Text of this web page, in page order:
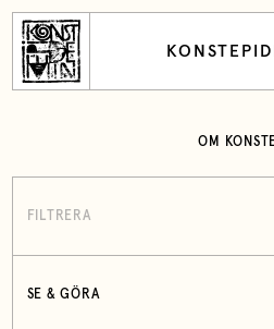
OM
FILTRERA
SE & GÖRA